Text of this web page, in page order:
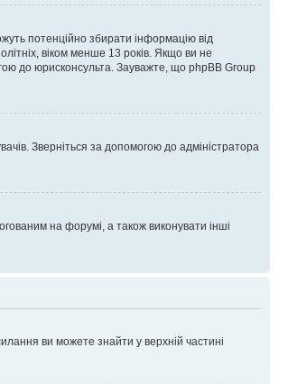
потенційно збирати інформацію від
віком менше 13 років. Якщо ви не
до юрисконсульта. Зауважте, що phpBB Group
Зверніться за допомогою до адміністратора
на форумі, а також виконувати інші
ви можете знайти у верхній частині